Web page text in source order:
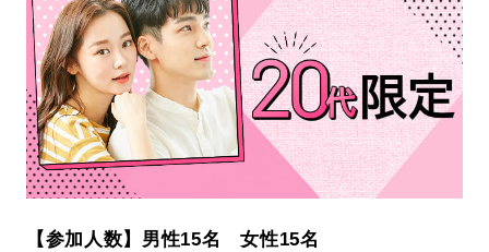
【参加人数】男性15名 女性15名